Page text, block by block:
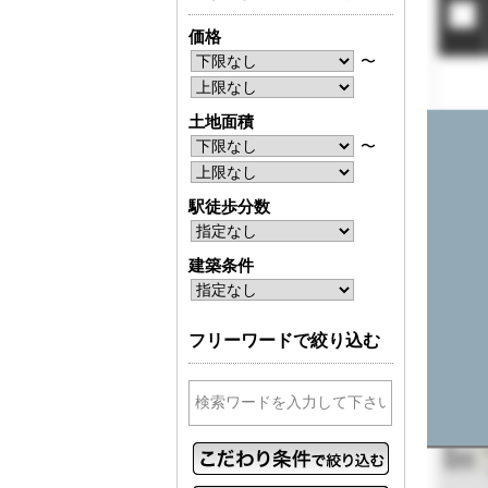
価格
〜
土地面積
〜
駅徒歩分数
建築条件
フリーワードで絞り込む